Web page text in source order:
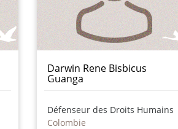
Darwin Rene Bisbicus
Guanga
Défenseur des Droits Humains
Colombie